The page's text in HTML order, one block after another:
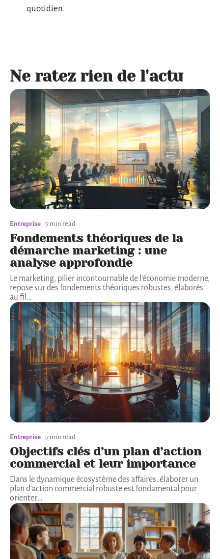
quotidien.
Ne ratez rien de l'actu
Entreprise 7 min read
Fondements théoriques de la
démarche marketing : une
analyse approfondie
Le marketing, pilier incontournable de l'économie moderne,
repose sur des fondements théoriques robustes, élaborés
au fil …
Entreprise 7 min read
Objectifs clés d’un plan d’action
commercial et leur importance
Dans le dynamique écosystème des affaires, élaborer un
plan d'action commercial robuste est fondamental pour
orienter…